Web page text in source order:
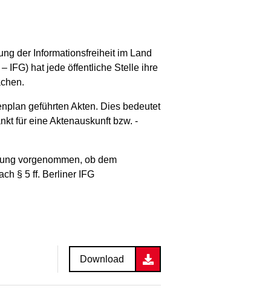
der Informationsfreiheit im Land
IFG) hat jede öffentliche Stelle ihre
geführten Akten. Dies bedeutet
für eine Aktenauskunft bzw. -
vorgenommen, ob dem
§ 5 ff. Berliner IFG
Download